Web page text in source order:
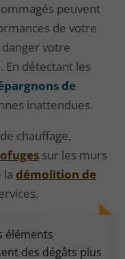
peuvent
de votre
votre
En détectant les
de
inattendues.
chauffage,
sur les murs
la démolition de
éléments
des dégâts plus